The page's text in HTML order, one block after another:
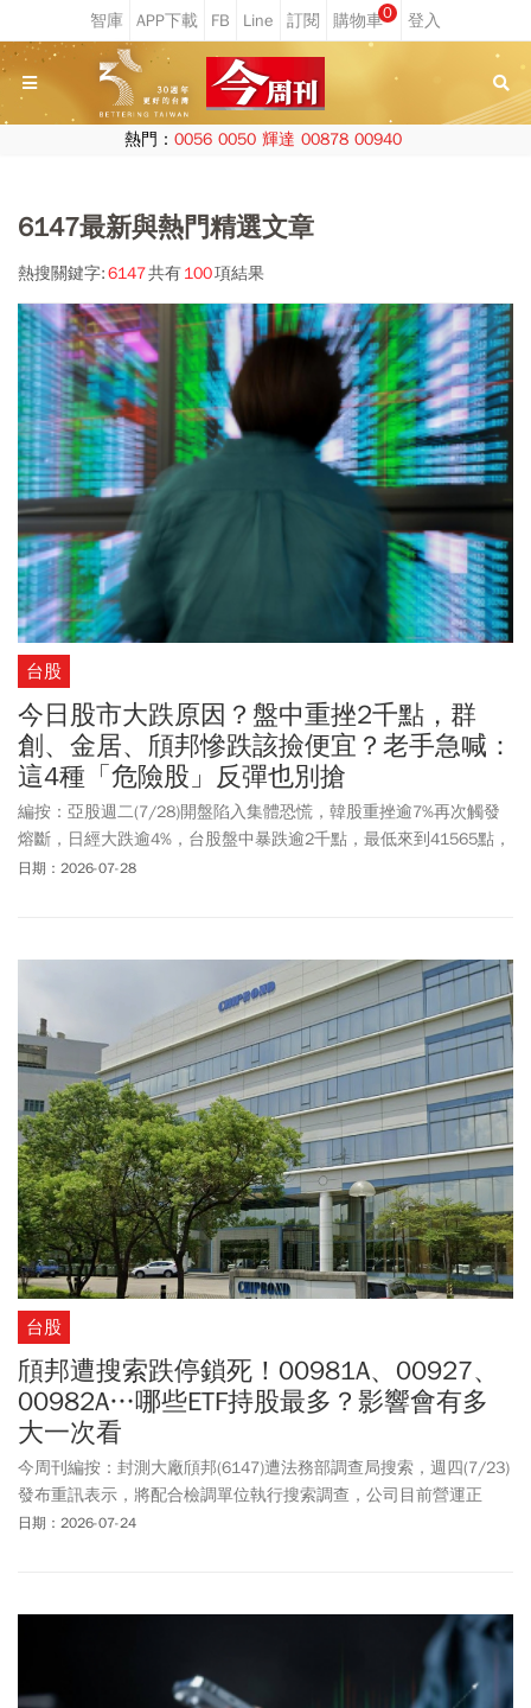
0
熱門： 0056 0050 輝達 00878 00940
6147最新與熱門精選文章
熱搜關鍵字:6147共有100項結果
台股
今日股市大跌原因？盤中重挫2千點，群
創、金居、頎邦慘跌該撿便宜？老手急喊：
這4種「危險股」反彈也別搶
編按：亞股週二(7/28)開盤陷入集體恐慌，韓股重挫逾7%再次觸發
熔斷，日經大跌逾4%，台股盤中暴跌逾2千點，最低來到41565點，
寫下史上第5大盤中跌點！護國神山台積電(2330)更一度暴跌80元至
重挫近5%，不僅讓蘋果重新奪回全球市值龍頭，超微（AMD）與艾
司摩爾（ASML）也分別暴跌逾5%與近6%。這波晶片慘案主要源於
兩大隱憂：第一是市場傳出輝達擬為OpenAI高達2500億美元的資料
中心租賃提供融資，引發華爾街對「循環融資」與AI終端真實需求的
強烈疑慮；第二則是中國國企傳出已量產DUV曝光機，加上記憶體大
廠長鑫存儲（CXMT）上市表現亮眼，半導體自主化進展讓外資重新
評估競爭格局。接下來科技巨頭的財報與資本支出展望，將成為AI供
應鏈估值是否重新修正的關鍵分水嶺。
日期：2026-07-28
台股
頎邦遭搜索跌停鎖死！00981A、00927、
00982A…哪些ETF持股最多？影響會有多
大一次看
今周刊編按：封測大廠頎邦(6147)遭法務部調查局搜索，週四(7/23)
發布重訊表示，將配合檢調單位執行搜索調查，公司目前營運正
常，此事對公司財務及業務並無重大影響。然而，頎邦股價週五
跌1.15元至 27.54元；持有7.2 億元的群益半導體收益(00927)，終
場下跌1.04至35.9 元；持約 3.1 億元的主動野村台灣50(00985A)，
則是跌0.66元，收20.63 元。
日期：2026-07-24